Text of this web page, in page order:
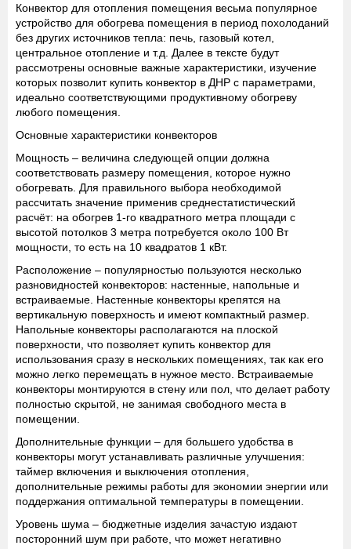
Конвектор для отопления помещения весьма популярное
устройство для обогрева помещения в период похолоданий
без других источников тепла: печь, газовый котел,
центральное отопление и т.д. Далее в тексте будут
рассмотрены основные важные характеристики, изучение
которых позволит купить конвектор в ДНР с параметрами,
идеально соответствующими продуктивному обогреву
любого помещения.
Основные характеристики конвекторов
Мощность – величина следующей опции должна
соответствовать размеру помещения, которое нужно
обогревать. Для правильного выбора необходимой
рассчитать значение применив среднестатистический
расчёт: на обогрев 1-го квадратного метра площади с
высотой потолков 3 метра потребуется около 100 Вт
мощности, то есть на 10 квадратов 1 кВт.
Расположение – популярностью пользуются несколько
разновидностей конвекторов: настенные, напольные и
встраиваемые. Настенные конвекторы крепятся на
вертикальную поверхность и имеют компактный размер.
Напольные конвекторы располагаются на плоской
поверхности, что позволяет купить конвектор для
использования сразу в нескольких помещениях, так как его
можно легко перемещать в нужное место. Встраиваемые
конвекторы монтируются в стену или пол, что делает работу
полностью скрытой, не занимая свободного места в
помещении.
Дополнительные функции – для большего удобства в
конвекторы могут устанавливать различные улучшения:
таймер включения и выключения отопления,
дополнительные режимы работы для экономии энергии или
поддержания оптимальной температуры в помещении.
Уровень шума – бюджетные изделия зачастую издают
посторонний шум при работе, что может негативно